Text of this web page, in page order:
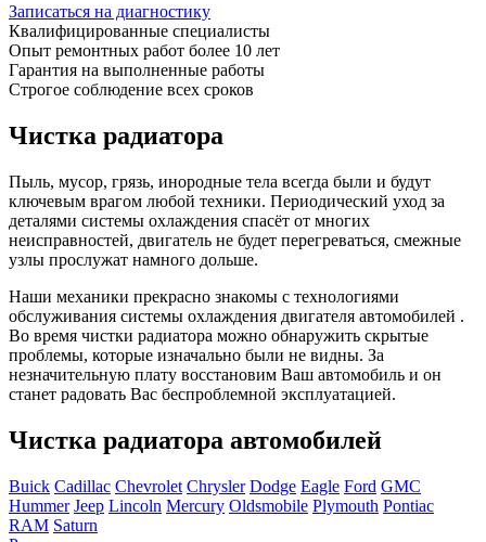
Записаться на диагностику
Квалифицированные специалисты
Опыт ремонтных работ более 10 лет
Гарантия на выполненные работы
Строгое соблюдение всех сроков
Чистка радиатора
Пыль, мусор, грязь, инородные тела всегда были и будут
ключевым врагом любой техники. Периодический уход за
деталями системы охлаждения спасёт от многих
неисправностей, двигатель не будет перегреваться, смежные
узлы прослужат намного дольше.
Наши механики прекрасно знакомы с технологиями
обслуживания системы охлаждения двигателя автомобилей .
Во время чистки радиатора можно обнаружить скрытые
проблемы, которые изначально были не видны. За
незначительную плату восстановим Ваш автомобиль и он
станет радовать Вас беспроблемной эксплуатацией.
Чистка радиатора автомобилей
Buick Cadillac Chevrolet Chrysler Dodge Eagle Ford GMC
Hummer Jeep Lincoln Mercury Oldsmobile Plymouth Pontiac
RAM Saturn